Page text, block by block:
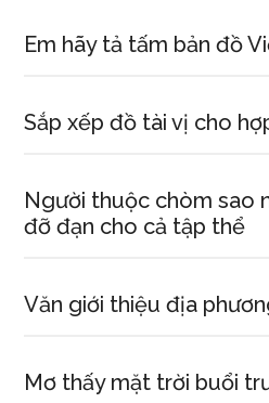
Em hãy tả tấm bản đồ
Sắp xếp đồ tài vị cho
Người thuộc chòm sao
đỡ đạn cho cả tập thể
Văn giới thiệu địa
Mơ thấy mặt trời buổi